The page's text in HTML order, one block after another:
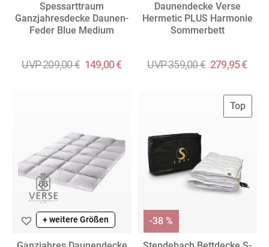
Spessarttraum
Ganzjahresdecke Daunen-
Feder Blue Medium
UVP 209,00 € 149,00 €
Daunendecke Verse
Hermetic PLUS Harmonie
Sommerbett
UVP 359,00 € 279,95 €
+ weitere Größen
Top
-38 %